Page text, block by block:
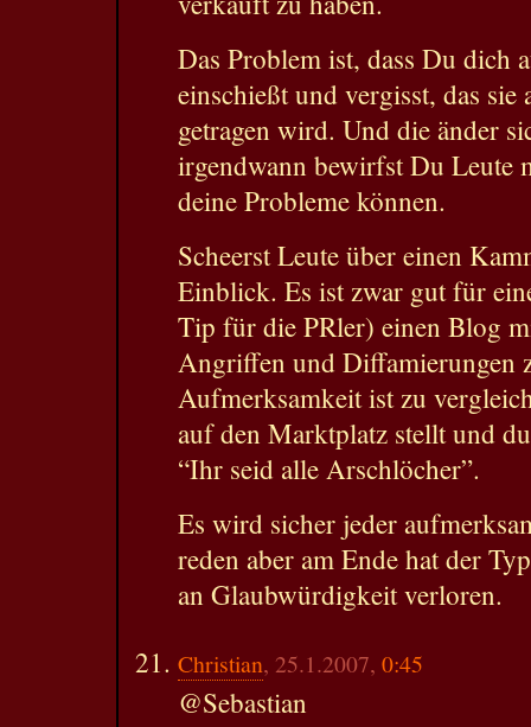
Das Problem ist, dass Du dich
einschießt und vergisst, das
getragen wird. Und die änder
irgendwann bewirfst Du Leute
deine Probleme können.
Scheerst Leute über einen
Einblick. Es ist zwar gut für
Tip für die PRler) einen Blog
Angriffen und Diffamierungen
Aufmerksamkeit ist zu
auf den Marktplatz stellt und
“Ihr seid alle Arschlöcher”.
Es wird sicher jeder
reden aber am Ende hat der
an Glaubwürdigkeit verloren.
Christian, 25.1.2007, 0:45
@Sebastian